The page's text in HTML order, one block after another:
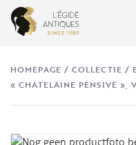
HOMEPAGE /COLLECTIE /
« CHATELAINE PENSIVE »,